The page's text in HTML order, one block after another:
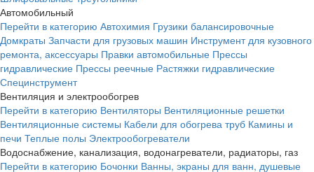
Автомобильный
Перейти в категорию Автохимия Грузики балансировочные
Домкраты Запчасти для грузовых машин Инструмент для кузовного
ремонта, аксессуары Правки автомобильные Прессы
гидравлические Прессы реечные Растяжки гидравлические
Специнструмент
Вентиляция и электрообогрев
Перейти в категорию Вентиляторы Вентиляционные решетки
Вентиляционные системы Кабели для обогрева труб Камины и
печи Теплые полы Электрообогреватели
Водоснабжение, канализация, водонагреватели, радиаторы, газ
Перейти в категорию Бочонки Ванны, экраны для ванн, душевые